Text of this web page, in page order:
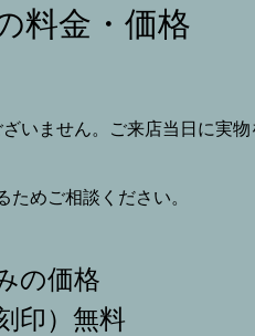
料金・価格
いません。ご来店当日に実
めご相談ください。
の価格
印）無料